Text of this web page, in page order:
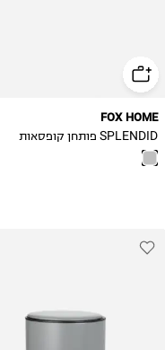
FOX HOME
SPLENDID פותחן קופסאות